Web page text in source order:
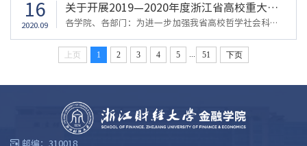
16
2020.09
关于开展2019—2020年度浙江省高校重大人文社科攻关计划项目申报工作的通知
各学院、各部门：为进一步加强我省高校哲学社会科学建设，推进研究成果转化应用，为政府和行业、企业提供战略咨询服务和决策依据，根据工作安排，现就2019—2020年度浙江省高校重大人文社科攻关计划项目（以下简称项目）申报工作通知如下。一、类别和申报限额（一）2019—2020年度项目分为规划重点项目和青年重点项目。（二）规划重点项目和青年重点项目采取限额申报。我校限额申报3项、6项。二、申报学科范围根据《国务院学位...
上页 1 2 3 4 5 51 下页
邮编：310018